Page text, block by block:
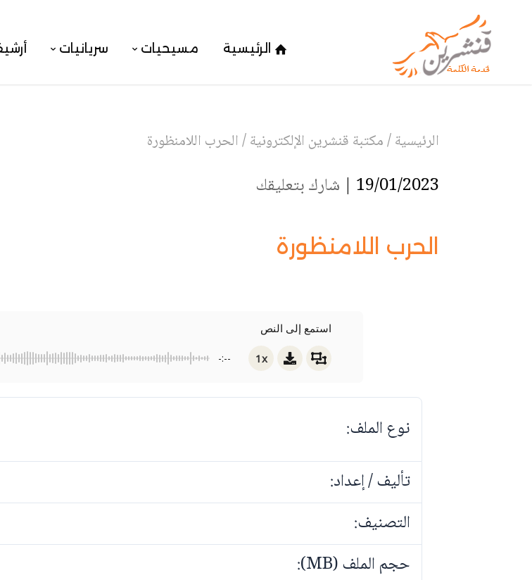
الرئيسية مسيحيات سريانيات
الرئيسية/مكتبة قنشرين الإلكترونية/الحرب اللامنظورة
19/01/2023 | شارك بتعليقك
الحرب اللامنظورة
استمع إلى النص
-:-- 1x
نوع الملف:
تأليف / إعداد:
التصنيف:
حجم الملف (MB):